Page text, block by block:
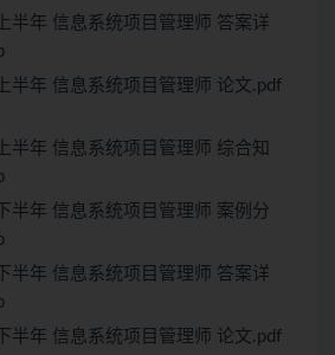
半年 信息系统项目管理师 答案详
半年 信息系统项目管理师 论文.pdf
半年 信息系统项目管理师 综合知
半年 信息系统项目管理师 案例分
半年 信息系统项目管理师 答案详
半年 信息系统项目管理师 论文.pdf